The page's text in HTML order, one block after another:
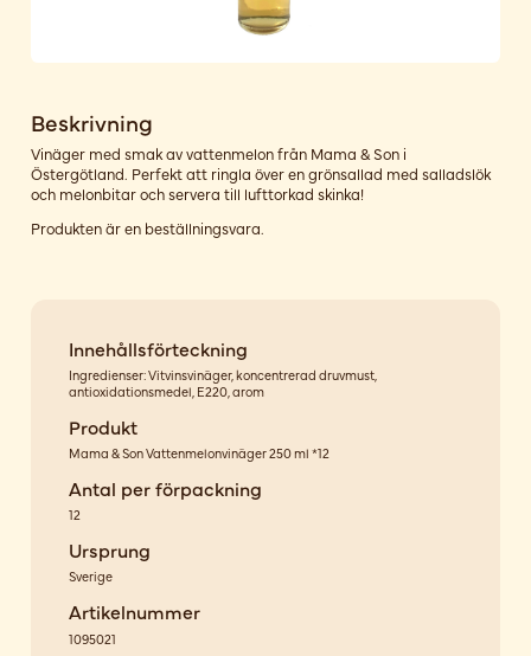
Beskrivning
Vinäger med smak av vattenmelon från Mama & Son i
Östergötland. Perfekt att ringla över en grönsallad med salladslök
och melonbitar och servera till lufttorkad skinka!
Produkten är en beställningsvara.
Innehållsförteckning
Ingredienser: Vitvinsvinäger, koncentrerad druvmust,
antioxidationsmedel, E220, arom
Produkt
Mama & Son Vattenmelonvinäger 250 ml *12
Antal per förpackning
12
Ursprung
Sverige
Artikelnummer
1095021